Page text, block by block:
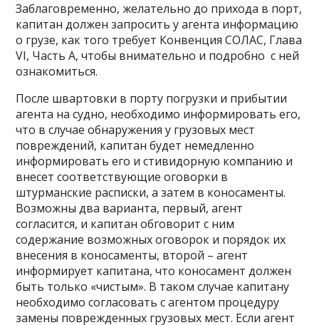
Заблаговременно, желательно до прихода в порт,
капитан должен запросить у агента информацию
о грузе, как того требует Конвенция СОЛАС, Глава
VI, Часть А, чтобы внимательно и подробно с ней
ознакомиться.
После швартовки в порту погрузки и прибытии
агента на судно, необходимо информировать его,
что в случае обнаружения у грузовых мест
повреждений, капитан будет немедленно
информировать его и стивидорную компанию и
внесет соответствующие оговорки в
штурманские расписки, а затем в коносаменты.
Возможны два варианта, первый, агент
согласится, и капитан обговорит с ним
содержание возможных оговорок и порядок их
внесения в коносаменты, второй – агент
информирует капитана, что коносамент должен
быть только «чистым». В таком случае капитану
необходимо согласовать с агентом процедуру
замены поврежденных грузовых мест. Если агент